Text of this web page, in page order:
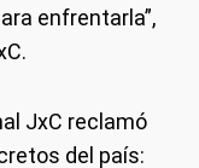
enfrentarla”,
JxC reclamó
del país: